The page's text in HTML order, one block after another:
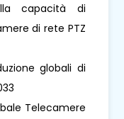
capacità di
di rete PTZ
globali di
Telecamere